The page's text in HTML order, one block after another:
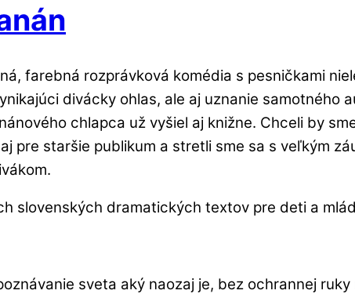
farebná rozprávková komédia s pesničkami
divácky ohlas, ale aj uznanie samotného
chlapca už vyšiel aj knižne. Chceli by
pre staršie publikum a stretli sme sa s veľkým
slovenských dramatických textov pre deti a
sveta aký naozaj je, bez ochrannej